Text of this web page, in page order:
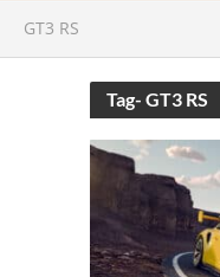
GT3 RS
Tag- GT3 RS